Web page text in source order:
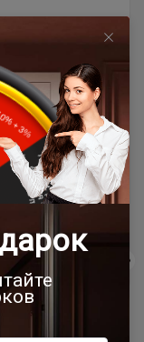
двери
900x2000